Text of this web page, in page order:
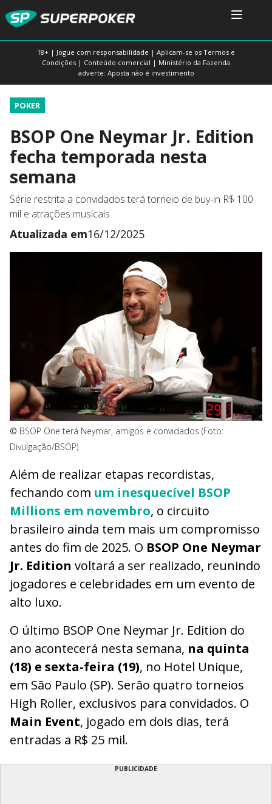
18+ | Jogue com responsabilidade | Aplicam-se os Termos e
Condições | Conteúdo comercial | Ministério da Fazenda
adverte: Aposta não é investimento
POKER
BSOP One Neymar Jr. Edition
fecha temporada nesta
semana
Série restrita a convidados terá torneio de buy-in R$ 100
mil e atrações musicais
Atualizada em16/12/2025
© BSOP One terá Neymar, amigos e convidados (Foto:
Divulgação/BSOP)
Além de realizar etapas recordistas,
fechando com um inesquecível BSOP
Millions em novembro, o circuito
brasileiro ainda tem mais um compromisso
antes do fim de 2025. O BSOP One Neymar
Jr. Edition voltará a ser realizado, reunindo
jogadores e celebridades em um evento de
alto luxo.
O último BSOP One Neymar Jr. Edition do
ano acontecerá nesta semana, na quinta
(18) e sexta-feira (19), no Hotel Unique,
em São Paulo (SP). Serão quatro torneios
High Roller, exclusivos para convidados. O
Main Event, jogado em dois dias, terá
entradas a R$ 25 mil.
PUBLICIDADE